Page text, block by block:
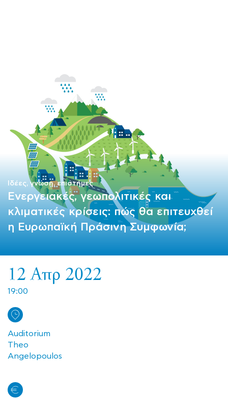
ΒΙΒΛΙΟΘΗΚΗ
12 Απρ 2022
19:00
Auditorium
Theo
Angelopoulos
Ιδέες, γνώση, επιστήμες
Ενεργειακές, γεωπολιτικές και
κλιματικές κρίσεις: πώς θα επιτευχθεί
η Ευρωπαϊκή Πράσινη Συμφωνία;